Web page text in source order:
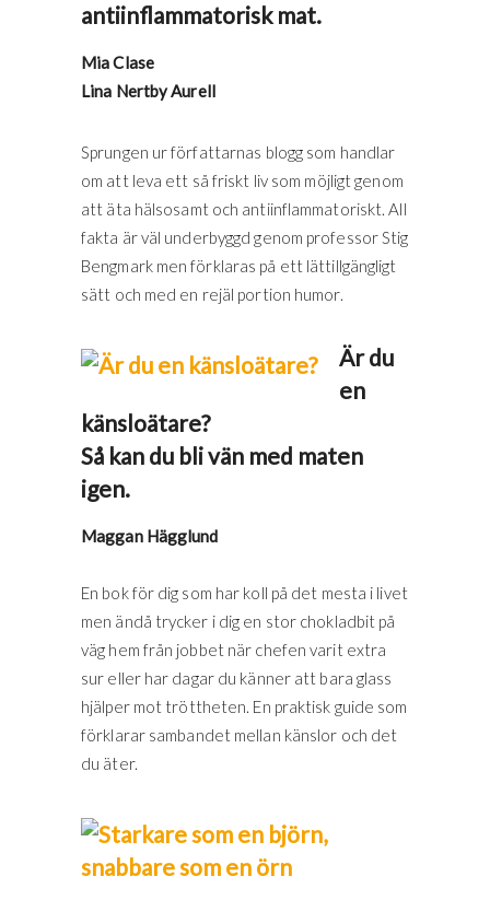
antiinflammatorisk mat.
Mia Clase
Lina Nertby Aurell
Sprungen ur författarnas blogg som handlar
om att leva ett så friskt liv som möjligt genom
att äta hälsosamt och antiinflammatoriskt. All
fakta är väl underbyggd genom professor Stig
Bengmark men förklaras på ett lättillgängligt
sätt och med en rejäl portion humor.
Är du
en
känsloätare?
Så kan du bli vän med maten
igen.
Maggan Hägglund
En bok för dig som har koll på det mesta i livet
men ändå trycker i dig en stor chokladbit på
väg hem från jobbet när chefen varit extra
sur eller har dagar du känner att bara glass
hjälper mot tröttheten. En praktisk guide som
förklarar sambandet mellan känslor och det
du äter.